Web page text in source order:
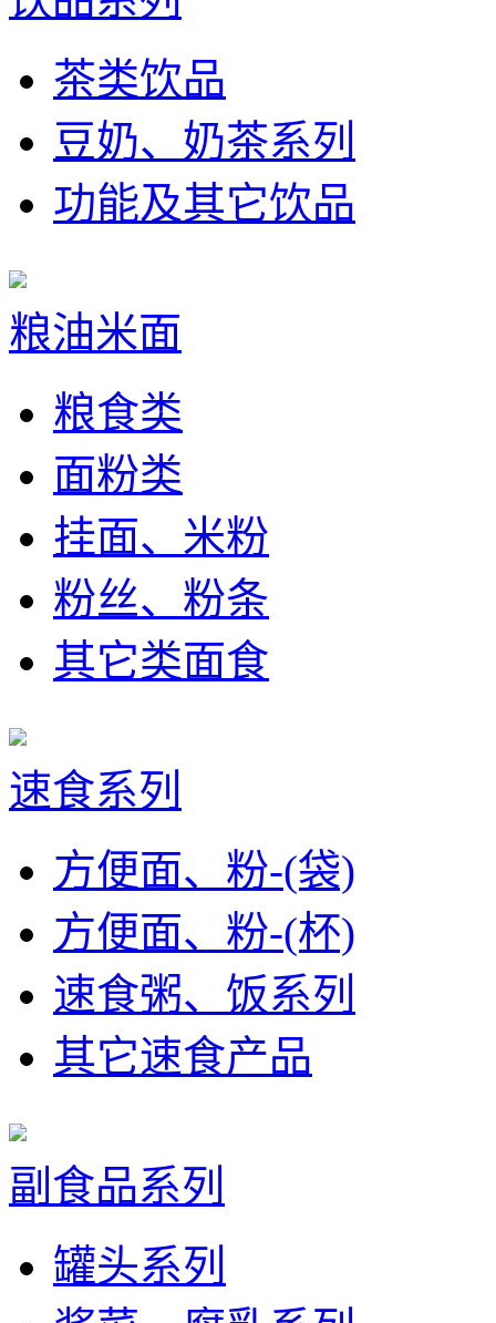
茶类饮品
豆奶、奶茶系列
功能及其它饮品
粮油米面
粮食类
面粉类
挂面、米粉
粉丝、粉条
其它类面食
速食系列
方便面、粉-(袋)
方便面、粉-(杯)
速食粥、饭系列
其它速食产品
副食品系列
罐头系列